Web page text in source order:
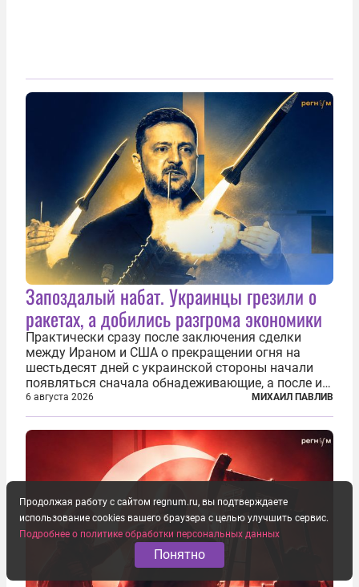
Запоздалый набат. Украинцы грезили о
ракетах, а добились разгрома экономики
Практически сразу после заключения сделки
между Ираном и США о прекращении огня на
шестьдесят дней с украинской стороны начали
появляться сначала обнадеживающие, а после и
вовсе бравурные заявления про некий «перелом»
в войне. Вероятно, в сознании первых лиц
киевского режима и стоящих за ними...
6 августа 2026 МИХАИЛ ПАВЛИВ
Продолжая работу с сайтом regnum.ru, вы подтверждаете
использование cookies вашего браузера с целью улучшить сервис.
Подробнее о политике обработки персональных данных
Понятно